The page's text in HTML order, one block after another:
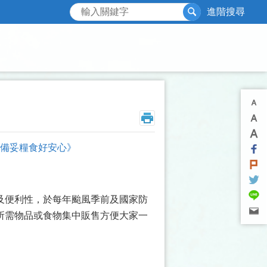
搜尋 進階搜尋
妥糧食好安心》
利性，於每年颱風季前及國家防
物品或食物集中販售方便大家一